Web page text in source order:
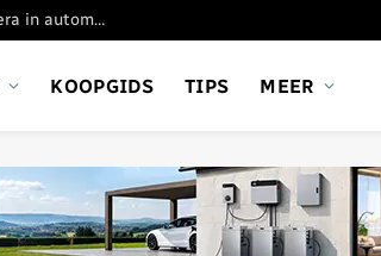
Oppo Find X9 Ultra: de mooiste plaatjes met de camera in automatische stand
KOOPGIDS TIPS MEER